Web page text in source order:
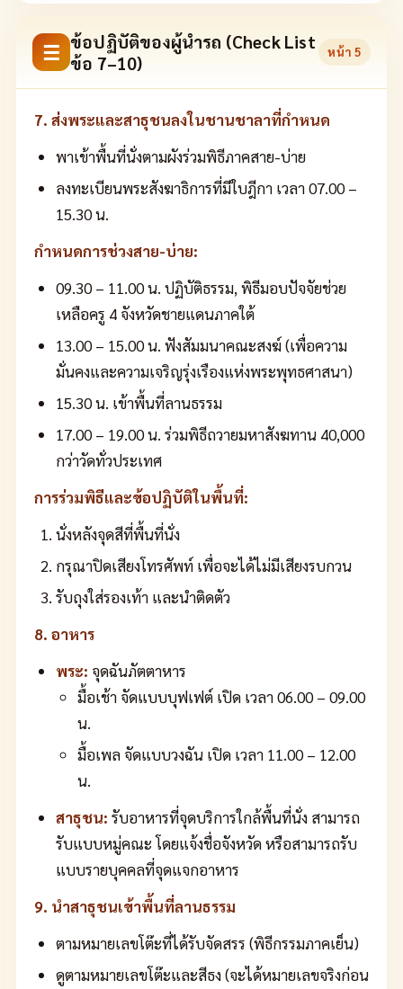
☰ ข้อปฏิบัติของผู้นำรถ (Check List
ข้อ 7–10)
หน้า5
7. ส่งพระและสาธุชนลงในชานชาลาที่กำหนด
พาเข้าพื้นที่นั่งตามผังร่วมพิธีภาคสาย-บ่าย
ลงทะเบียนพระสังฆาธิการที่มีใบฎีกา เวลา 07.00 –
15.30 น.
กำหนดการช่วงสาย-บ่าย:
09.30 – 11.00 น. ปฏิบัติธรรม, พิธีมอบปัจจัยช่วย
เหลือครู 4 จังหวัดชายแดนภาคใต้
13.00 – 15.00 น. ฟังสัมมนาคณะสงฆ์ (เพื่อความ
มั่นคงและความเจริญรุ่งเรืองแห่งพระพุทธศาสนา)
15.30 น. เข้าพื้นที่ลานธรรม
17.00 – 19.00 น. ร่วมพิธีถวายมหาสังฆทาน 40,000
กว่าวัดทั่วประเทศ
การร่วมพิธีและข้อปฏิบัติในพื้นที่:
นั่งหลังจุดสีที่พื้นที่นั่ง
กรุณาปิดเสียงโทรศัพท์ เพื่อจะได้ไม่มีเสียงรบกวน
รับถุงใส่รองเท้า และนำติดตัว
8. อาหาร
พระ: จุดฉันภัตตาหาร
มื้อเช้า จัดแบบบุฟเฟต์ เปิด เวลา 06.00 – 09.00
น.
มื้อเพล จัดแบบวงฉัน เปิด เวลา 11.00 – 12.00
น.
สาธุชน: รับอาหารที่จุดบริการใกล้พื้นที่นั่ง สามารถ
รับแบบหมู่คณะ โดยแจ้งชื่อจังหวัด หรือสามารถรับ
แบบรายบุคคลที่จุดแจกอาหาร
9. นำสาธุชนเข้าพื้นที่ลานธรรม
ตามหมายเลขโต๊ะที่ได้รับจัดสรร (พิธีกรรมภาคเย็น)
ดูตามหมายเลขโต๊ะและสีธง (จะได้หมายเลขจริงก่อน